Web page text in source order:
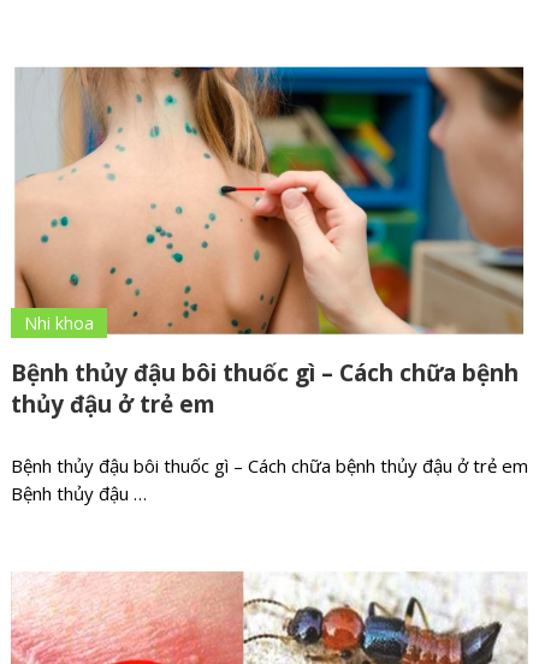
Bệnh thủy đậu bôi thuốc gì – Cách chữa bệnh
thủy đậu ở trẻ em
Nhi khoa
Bệnh thủy đậu bôi thuốc gì – Cách chữa bệnh thủy đậu ở trẻ em
Bệnh thủy đậu …